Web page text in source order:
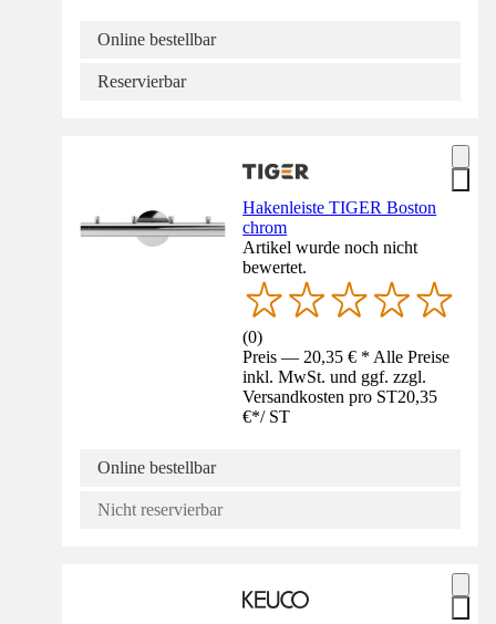
Online bestellbar
Reservierbar
Hakenleiste TIGER Boston
chrom
Artikel wurde noch nicht
bewertet.
(0)
Preis — 20,35 € * Alle Preise
inkl. MwSt. und ggf. zzgl.
Versandkosten pro ST20,35
€*/ ST
Online bestellbar
Nicht reservierbar